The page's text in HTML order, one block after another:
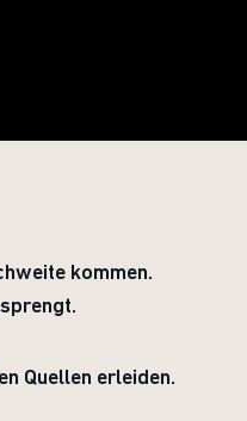
kommen.
Quellen erleiden.